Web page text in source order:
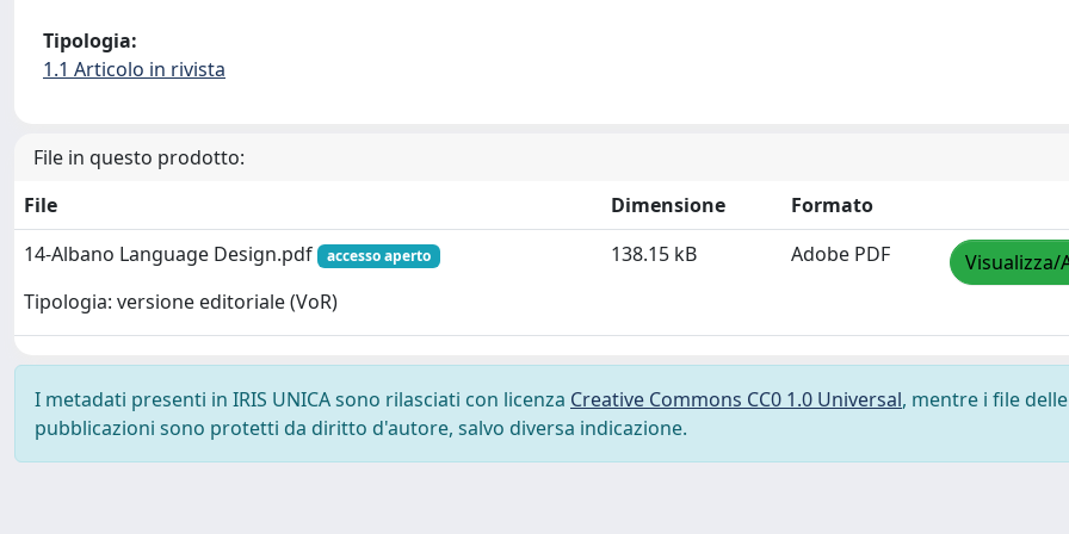
Tipologia:
1.1 Articolo in rivista
File in questo prodotto:
File
Dimensione
Formato
14-Albano Language Design.pdf
accesso aperto
Tipologia: versione editoriale (VoR)
138.15 kB Adobe PDF Visualizza/
I metadati presenti in IRIS UNICA sono rilasciati con licenza Creative Commons CC0 1.0 Universal, mentre i file delle
pubblicazioni sono protetti da diritto d'autore, salvo diversa indicazione.